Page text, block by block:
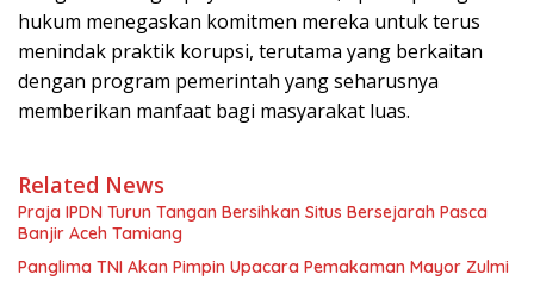
hukum menegaskan komitmen mereka untuk terus
menindak praktik korupsi, terutama yang berkaitan
dengan program pemerintah yang seharusnya
memberikan manfaat bagi masyarakat luas.
Related News
Praja IPDN Turun Tangan Bersihkan Situs Bersejarah Pasca
Banjir Aceh Tamiang
Panglima TNI Akan Pimpin Upacara Pemakaman Mayor Zulmi